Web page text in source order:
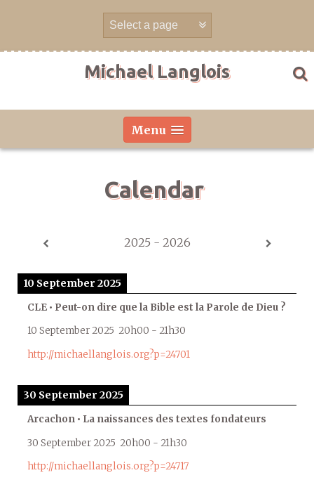
Michael Langlois
Menu
Calendar
2025 - 2026
10 September 2025
CLE • Peut-on dire que la Bible est la Parole de Dieu ?
10 September 2025 20h00 - 21h30
http://michaellanglois.org?p=24701
30 September 2025
Arcachon • La naissances des textes fondateurs
30 September 2025 20h00 - 21h30
http://michaellanglois.org?p=24717